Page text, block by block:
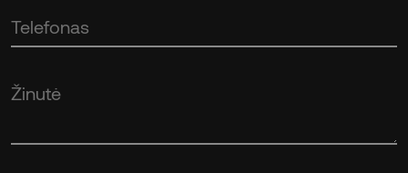
Telefonas
Žinutė